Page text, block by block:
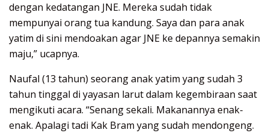
dengan kedatangan JNE. Mereka sudah tidak
mempunyai orang tua kandung. Saya dan para anak
yatim di sini mendoakan agar JNE ke depannya semakin
maju,” ucapnya.
Naufal (13 tahun) seorang anak yatim yang sudah 3
tahun tinggal di yayasan larut dalam kegembiraan saat
mengikuti acara. “Senang sekali. Makanannya enak-
enak. Apalagi tadi Kak Bram yang sudah mendongeng.